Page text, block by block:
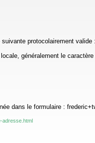
suivante protocolairement
généralement le
dans le formulaire :
adresse.html